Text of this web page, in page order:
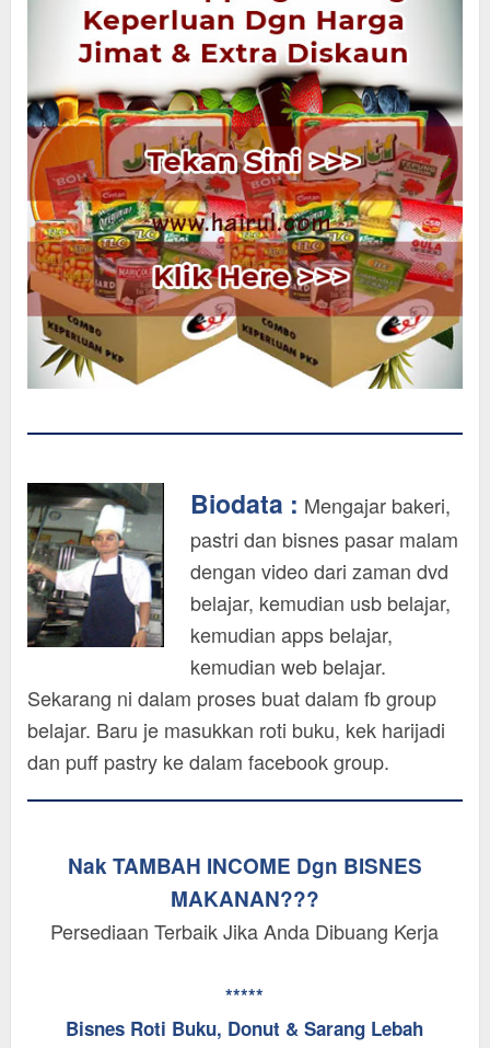
Biodata : Mengajar bakeri,
pastri dan bisnes pasar malam
dengan video dari zaman dvd
belajar, kemudian usb belajar,
kemudian apps belajar,
kemudian web belajar.
Sekarang ni dalam proses buat dalam fb group
belajar. Baru je masukkan roti buku, kek harijadi
dan puff pastry ke dalam facebook group.
Nak TAMBAH INCOME Dgn BISNES
MAKANAN???
Persediaan Terbaik Jika Anda Dibuang Kerja
*****
Bisnes Roti Buku, Donut & Sarang Lebah